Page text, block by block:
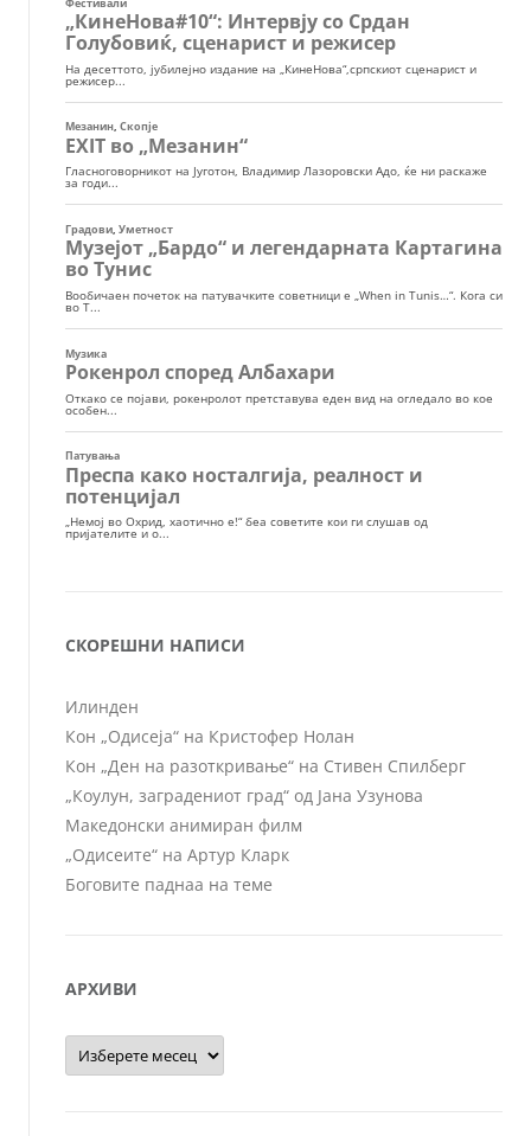
СКОРЕШНИ НАПИСИ
Илинден
Кон „Одисеја“ на Кристофер Нолан
Кон „Ден на разоткривање“ на Стивен Спилберг
„Коулун, заградениот град“ од Јана Узунова
Македонски анимиран филм
„Одисеите“ на Артур Кларк
Боговите паднаа на теме
АРХИВИ
Архиви